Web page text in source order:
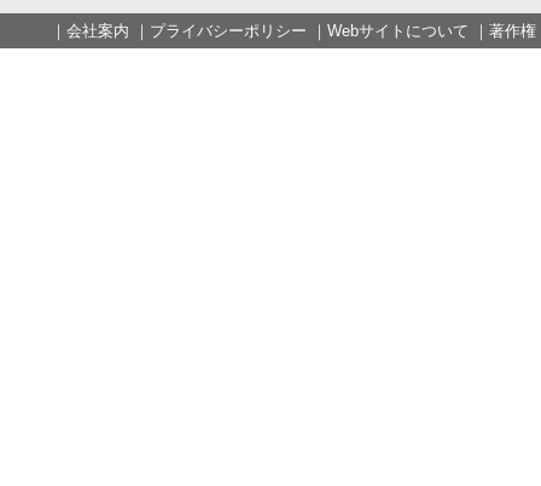
｜ 会社案内 ｜ プライバシーポリシー ｜ Webサイトについて ｜ 著作権